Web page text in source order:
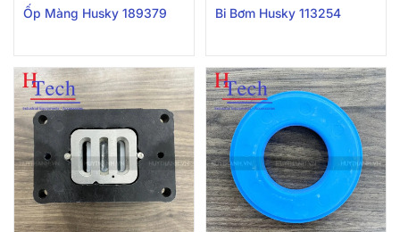
Ốp Màng Husky 189379 Bi Bơm Husky 113254